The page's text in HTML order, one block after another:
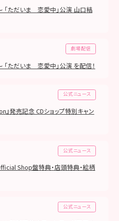
「ただいま 恋愛中」公演 山口結
劇場配信
「ただいま 恋愛中」公演 を配信！
公式ニュース
』発売記念 CDショップ特別キャン
公式ニュース
Shop盤特典・店頭特典・絵柄
公式ニュース